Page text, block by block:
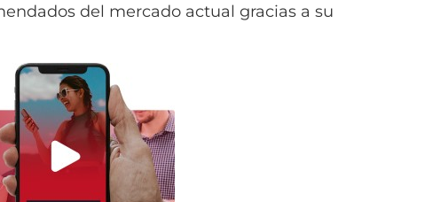
del mercado actual gracias a su